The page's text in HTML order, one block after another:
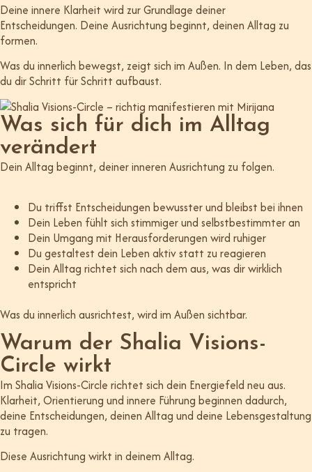
Deine innere Klarheit wird zur Grundlage deiner
Entscheidungen. Deine Ausrichtung beginnt, deinen Alltag zu
formen.
Was du innerlich bewegst, zeigt sich im Außen. In dem Leben, das
du dir Schritt für Schritt aufbaust.
Was sich für dich im Alltag
verändert
Dein Alltag beginnt, deiner inneren Ausrichtung zu folgen.
Du triffst Entscheidungen bewusster und bleibst bei ihnen
Dein Leben fühlt sich stimmiger und selbstbestimmter an
Dein Umgang mit Herausforderungen wird ruhiger
Du gestaltest dein Leben aktiv statt zu reagieren
Dein Alltag richtet sich nach dem aus, was dir wirklich
entspricht
Was du innerlich ausrichtest, wird im Außen sichtbar.
Warum der Shalia Visions-
Circle wirkt
Im Shalia Visions-Circle richtet sich dein Energiefeld neu aus.
Klarheit, Orientierung und innere Führung beginnen dadurch,
deine Entscheidungen, deinen Alltag und deine Lebensgestaltung
zu tragen.
Diese Ausrichtung wirkt in deinem Alltag.